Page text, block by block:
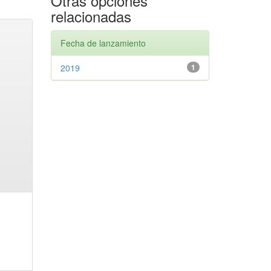
relacionadas
Fecha de lanzamiento
1
2019